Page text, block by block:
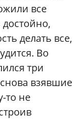
все
делать все,
Во
три
взявшие
то не